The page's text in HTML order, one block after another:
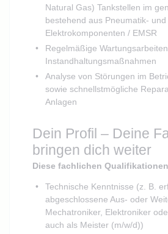
Natural Gas) Tankstellen im
bestehend aus Pneumatik- und
Elektrokomponenten / EMSR
Regelmäßige
Instandhaltungsmaßnahmen
Analyse von Störungen im
sowie schnellstmögliche
Anlagen
Dein Profil – Deine
bringen dich weiter
Diese fachlichen
Technische Kenntnisse (z. B.
abgeschlossene Aus- oder
Mechatroniker, Elektroniker
auch als Meister (m/w/d))